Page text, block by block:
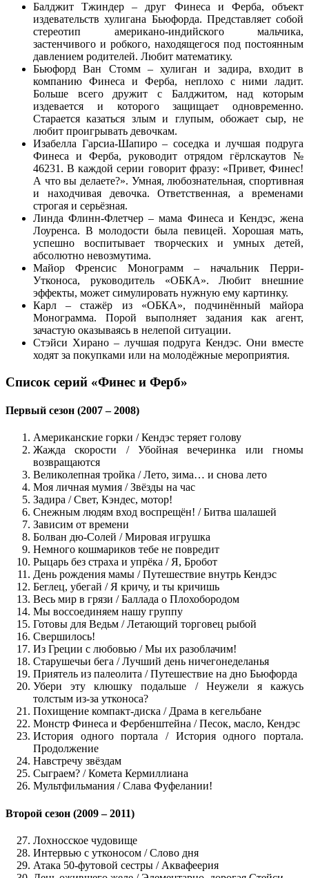
Балджит Тжиндер – друг Финеса и Ферба, объект
издевательств хулигана Бьюфорда. Представляет собой
стереотип американо-индийского мальчика,
застенчивого и робкого, находящегося под постоянным
давлением родителей. Любит математику.
Бьюфорд Ван Стомм – хулиган и задира, входит в
компанию Финеса и Ферба, неплохо с ними ладит.
Больше всего дружит с Балджитом, над которым
издевается и которого защищает одновременно.
Старается казаться злым и глупым, обожает сыр, не
любит проигрывать девочкам.
Изабелла Гарсиа-Шапиро – соседка и лучшая подруга
Финеса и Ферба, руководит отрядом гёрлскаутов №
46231. В каждой серии говорит фразу: «Привет, Финес!
А что вы делаете?». Умная, любознательная, спортивная
и находчивая девочка. Ответственная, а временами
строгая и серьёзная.
Линда Флинн-Флетчер – мама Финеса и Кендэс, жена
Лоуренса. В молодости была певицей. Хорошая мать,
успешно воспитывает творческих и умных детей,
абсолютно невозмутима.
Майор Френсис Монограмм – начальник Перри-
Утконоса, руководитель «ОБКА». Любит внешние
эффекты, может симулировать нужную ему картинку.
Карл – стажёр из «ОБКА», подчинённый майора
Монограмма. Порой выполняет задания как агент,
зачастую оказываясь в нелепой ситуации.
Стэйси Хирано – лучшая подруга Кендэс. Они вместе
ходят за покупками или на молодёжные мероприятия.
Список серий «Финес и Ферб»
Первый сезон (2007 – 2008)
Американские горки / Кендэс теряет голову
Жажда скорости / Убойная вечеринка или гномы
возвращаются
Великолепная тройка / Лето, зима… и снова лето
Моя личная мумия / Звёзды на час
Задира / Свет, Кэндес, мотор!
Снежным людям вход воспрещён! / Битва шалашей
Зависим от времени
Болван дю-Солей / Мировая игрушка
Немного кошмариков тебе не повредит
Рыцарь без страха и упрёка / Я, Бробот
День рождения мамы / Путешествие внутрь Кендэс
Беглец, убегай / Я кричу, и ты кричишь
Весь мир в грязи / Баллада о Плохобородом
Мы воссоединяем нашу группу
Готовы для Ведьм / Летающий торговец рыбой
Свершилось!
Из Греции с любовью / Мы их разоблачим!
Старушечьи бега / Лучший день ничегонеделанья
Приятель из палеолита / Путешествие на дно Бьюфорда
Убери эту клюшку подальше / Неужели я кажусь
толстым из-за утконоса?
Похищение компакт-диска / Драма в кегельбане
Монстр Финеса и Фербенштейна / Песок, масло, Кендэс
История одного портала / История одного портала.
Продолжение
Навстречу звёздам
Сыграем? / Комета Кермиллиана
Мультфильмания / Слава Фуфелании!
Второй сезон (2009 – 2011)
Лохносское чудовище
Интервью с утконосом / Слово дня
Атака 50-футовой сестры / Аквафеерия